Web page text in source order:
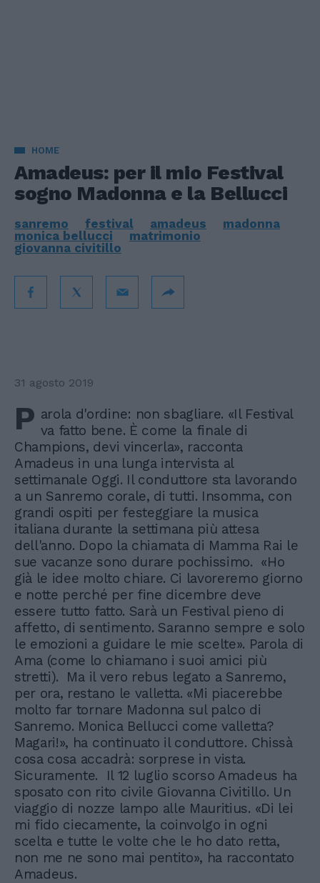
HOME
Amadeus: per il mio Festival
sogno Madonna e la Bellucci
sanremo festival amadeus
madonna
monica bellucci
matrimonio
giovanna civitillo
31 agosto 2019
P arola d'ordine: non sbagliare. «Il Festival
va fatto bene. È come la finale di
Champions, devi vincerla», racconta
Amadeus in una lunga intervista al
settimanale Oggi. Il conduttore sta lavorando
a un Sanremo corale, di tutti. Insomma, con
grandi ospiti per festeggiare la musica
italiana durante la settimana più attesa
dell'anno. Dopo la chiamata di Mamma Rai le
sue vacanze sono durare pochissimo. «Ho
già le idee molto chiare. Ci lavoreremo giorno
e notte perché per fine dicembre deve
essere tutto fatto. Sarà un Festival pieno di
affetto, di sentimento. Saranno sempre e solo
le emozioni a guidare le mie scelte». Parola di
Ama (come lo chiamano i suoi amici più
stretti). Ma il vero rebus legato a Sanremo,
per ora, restano le valletta. «Mi piacerebbe
molto far tornare Madonna sul palco di
Sanremo. Monica Bellucci come valletta?
Magari!», ha continuato il conduttore. Chissà
cosa cosa accadrà: sorprese in vista.
Sicuramente. Il 12 luglio scorso Amadeus ha
sposato con rito civile Giovanna Civitillo. Un
viaggio di nozze lampo alle Mauritius. «Di lei
mi fido ciecamente, la coinvolgo in ogni
scelta e tutte le volte che le ho dato retta,
non me ne sono mai pentito», ha raccontato
Amadeus.